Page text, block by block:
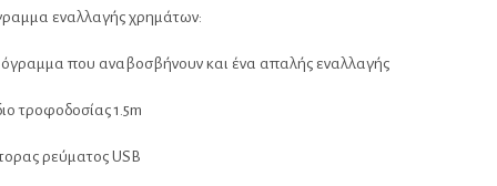
εναλλαγής χρημάτων:
που αναβοσβήνουν και ένα απαλής εναλλαγής
τροφοδοσίας 1.5m
ρεύματος USB